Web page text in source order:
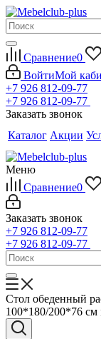
Сравнение0
ВойтиМой
+7 926 812-09-77
+7 926 812-09-77
Заказать звонок
Каталог Акции
Меню
Сравнение0
Заказать звонок
+7 926 812-09-77
+7 926 812-09-77
Стол обеденный
100*180/200*76